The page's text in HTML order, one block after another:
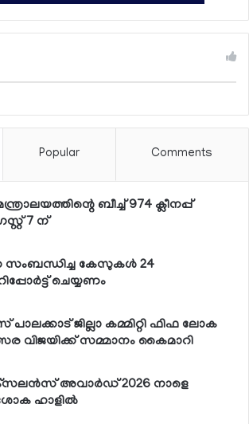
Popular Comments
ബീച്ച് 974 ക്ലീനപ്പ്
7 ന്
സംബന്ധിച്ച കേസുകള്‍ 24
ചെയ്യണം
ജില്ലാ കമ്മിറ്റി ഫിഫ ലോക
വിജയിക്ക് സമ്മാനം കൈമാറി
അവാര്‍ഡ് 2026 നാളെ
ഹാളില്‍